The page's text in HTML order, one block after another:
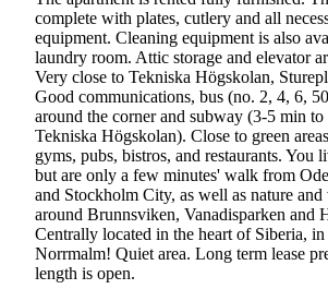
complete with plates, cutlery and all
equipment. Cleaning equipment is also
laundry room. Attic storage and elevator
Very close to Tekniska Högskolan,
Good communications, bus (no. 2, 4, 6,
around the corner and subway (3-5 min
Tekniska Högskolan). Close to green
gyms, pubs, bistros, and restaurants. You
but are only a few minutes' walk from
and Stockholm City, as well as nature
around Brunnsviken, Vanadisparken and
Centrally located in the heart of Siberia,
Norrmalm! Quiet area. Long term lease
length is open.